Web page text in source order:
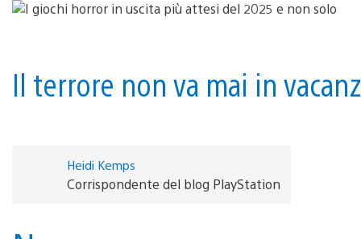
Il terrore non va mai in
Heidi Kemps
Corrispondente del blog PlayStation